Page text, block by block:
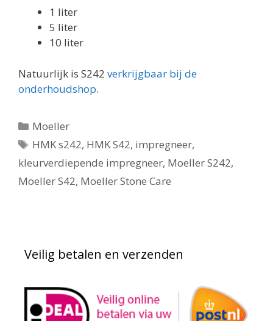
1 liter
5 liter
10 liter
Natuurlijk is S242 verkrijgbaar bij de
onderhoudshop.
Categorieën
Moeller
Tags
HMK s242, HMK S42, impregneer,
kleurverdiepende impregneer, Moeller S242,
Moeller S42, Moeller Stone Care
Veilig betalen en verzenden